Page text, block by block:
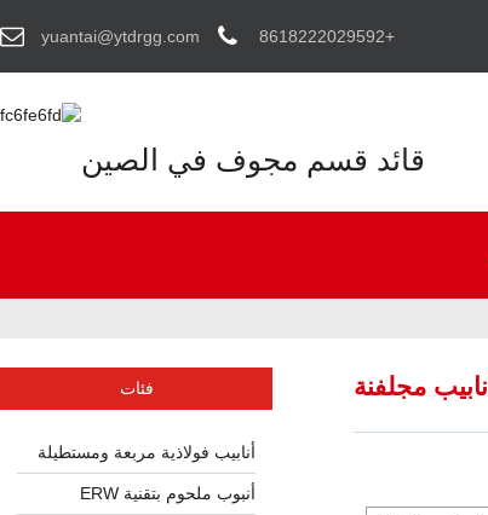
+8618222029592
yuantai@ytdrgg.com
قائد قسم مجوف في الصين
فئات
أنابيب فولاذية مربعة ومستطيلة
أنبوب ملحوم بتقنية ERW
أنابيب مجلفنة